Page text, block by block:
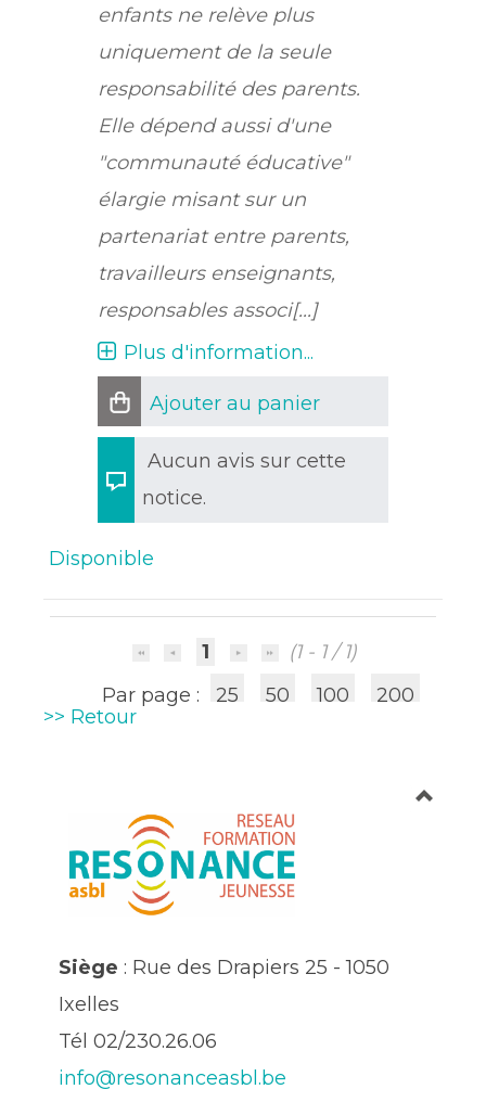
enfants ne relève plus
uniquement de la seule
responsabilité des parents.
Elle dépend aussi d'une
"communauté éducative"
élargie misant sur un
partenariat entre parents,
travailleurs enseignants,
responsables associ[...]
Plus d'information...
Ajouter au panier
Aucun avis sur cette
notice.
Disponible
1
(1 - 1 / 1)
Par page :
25 50 100
200
>> Retour
Siège : Rue des Drapiers 25 - 1050
Ixelles
Tél 02/230.26.06
info@resonanceasbl.be